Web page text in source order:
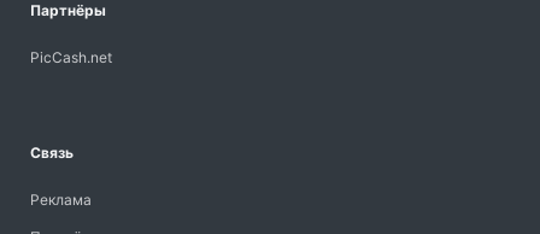
Партнёры
PicCash.net
Связь
Реклама